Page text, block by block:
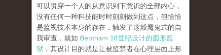
可以贯穿一个人的从意识到下意识的全部内心，
没有任何一种科技能时时刻刻做到这点，但恰恰
是监视技术本身的存在，触发了这般魔鬼式的自
我审查，就如 Bentham 18世纪设计的圆形监
狱 ，其设计目的就是让被监禁者在心理层面上形